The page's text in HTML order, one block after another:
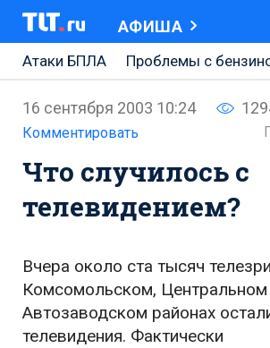
АФИША
Атаки БПЛА
Проблемы с
Ремонт Центральной площади
Ремонт Обводного шоссе
Набережная Тольятти
16 сентября 2003 10:24
Комментировать
Что случилось с
телевидением?
Вчера около ста тысяч
Комсомольском, Центральном
Автозаводском районах
телевидения. Фактически